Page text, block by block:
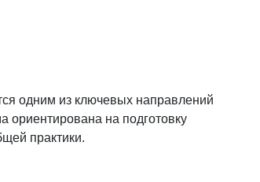
одним из ключевых направлений
ориентирована на подготовку
практики.